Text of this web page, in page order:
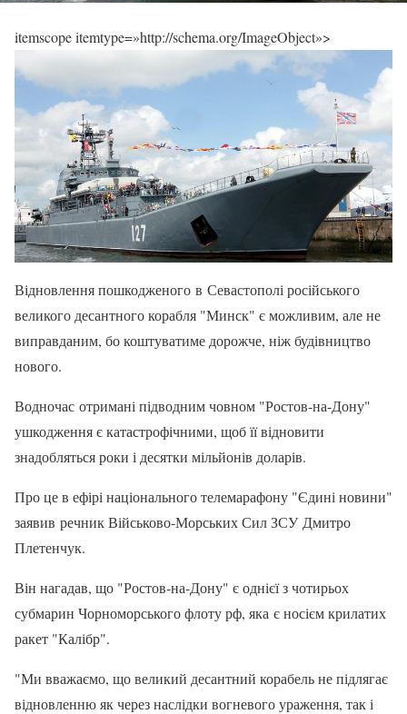
itemscope itemtype=»http://schema.org/ImageObject»>
Відновлення пошкодженого в Севастополі російського
великого десантного корабля "Минск" є можливим, але не
виправданим, бо коштуватиме дорожче, ніж будівництво
нового.
Водночас отримані підводним човном "Ростов-на-Дону"
ушкодження є катастрофічними, щоб її відновити
знадобляться роки і десятки мільйонів доларів.
Про це в ефірі національного телемарафону "Єдині новини"
заявив речник Військово-Морських Сил ЗСУ Дмитро
Плетенчук.
Він нагадав, що "Ростов-на-Дону" є однієї з чотирьох
субмарин Чорноморського флоту рф, яка є носієм крилатих
ракет "Калібр".
"Ми вважаємо, що великий десантний корабель не підлягає
відновленню як через наслідки вогневого ураження, так і